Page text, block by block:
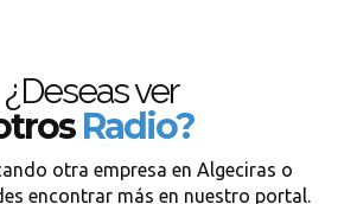
¿Deseas ver
Radio?
otra empresa en Algeciras o
encontrar más en nuestro portal.